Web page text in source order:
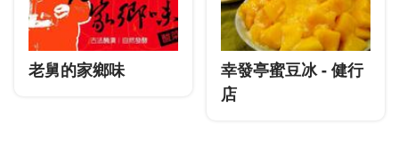
老舅的家鄉味
幸發亭蜜豆冰 - 健行
店